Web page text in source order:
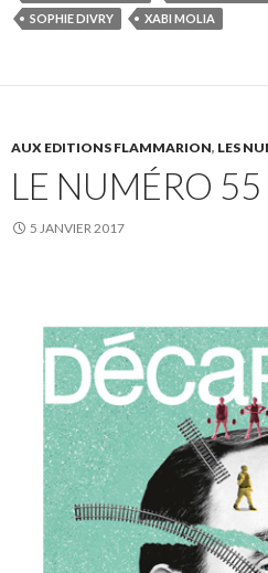
SOPHIE DIVRY
XABI MOLIA
AUX EDITIONS FLAMMARION, LES
LE NUMÉRO 55
5 JANVIER 2017